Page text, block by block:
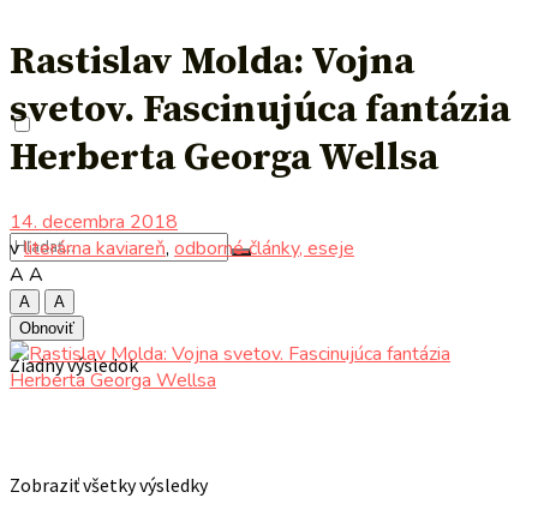
Žiadny výsledok
Zobraziť všetky výsledky
Rastislav Molda: Vojna
svetov. Fascinujúca fantázia
Herberta Georga Wellsa
14. decembra 2018
vliterárna kaviareň, odborné články, eseje
A A
A
A
Obnoviť